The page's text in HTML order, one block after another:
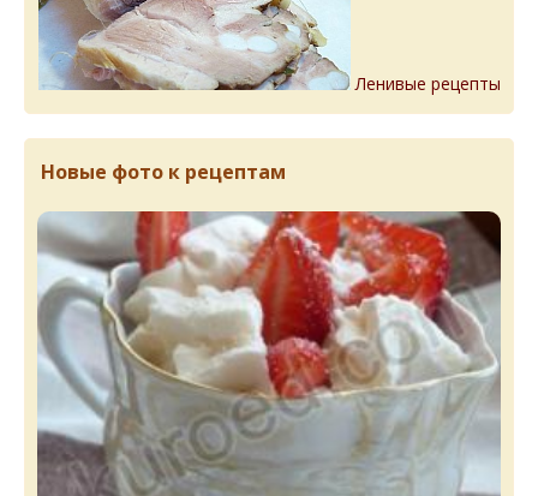
Ленивые рецепты
Новые фото к рецептам